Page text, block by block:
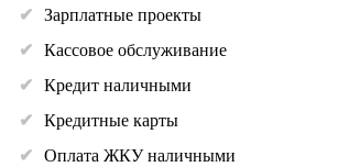
Зарплатные проекты
Кассовое обслуживание
Кредит наличными
Кредитные карты
Оплата ЖКУ наличными